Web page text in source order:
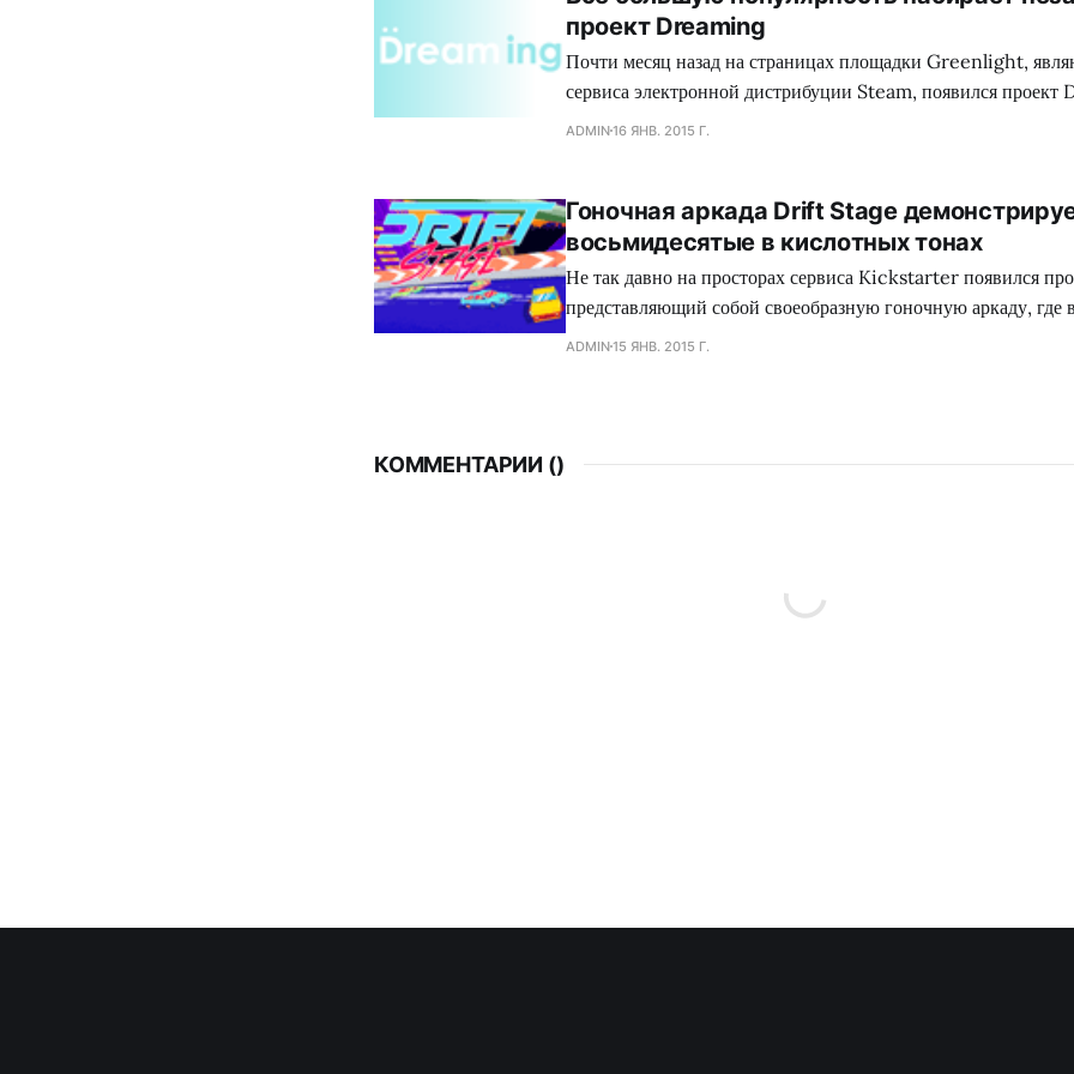
коллектива Dennaton
проект Dreaming
Почти месяц назад на страницах площадки Greenlight,
сервиса электронной дистрибуции Steam, появился
обладающий необыкновенным сеттингом, а также
головоломку с экшеном Mirror`s Edge, хотя сами девелоперы
ADMIN16 ЯНВ. 2015 Г.
Гоночная аркада Drift Stage
восьмидесятые в кислотных тонах
Не так давно на просторах сервиса Kickstarter появился
представляющий собой своеобразную гоночную аркаду, где
механики лежит управляемый занос автомобиля, при помощи
ADMIN15 ЯНВ. 2015 Г.
КОММЕНТАРИИ ()